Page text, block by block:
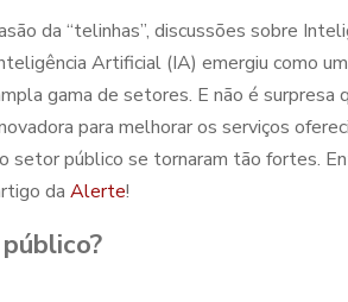
da “telinhas”, discussões sobre
Artificial (IA) emergiu como
gama de setores. E não é surpresa
para melhorar os serviços
setor público se tornaram tão fortes.
da Alerte!
?